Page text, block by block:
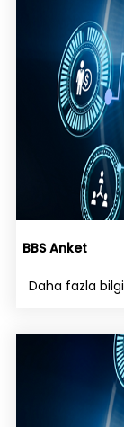
BBS Anket
Daha fazla bilgi